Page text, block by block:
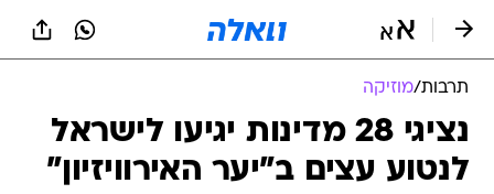
תרבות/מוזיקה
נציגי 28 מדינות יגיעו לישראל
לנטוע עצים ב"יער האירוויזיון"